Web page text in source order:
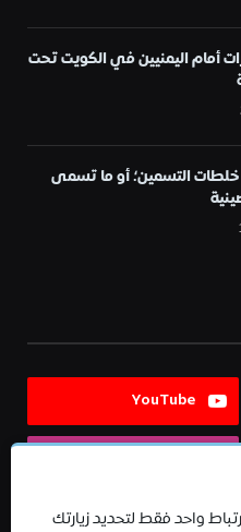
أمام اليمنيين في الكويت تحت
التسمين؛ أو ما تسمى
YouTube
واحد فقط لتحديد زيارتك